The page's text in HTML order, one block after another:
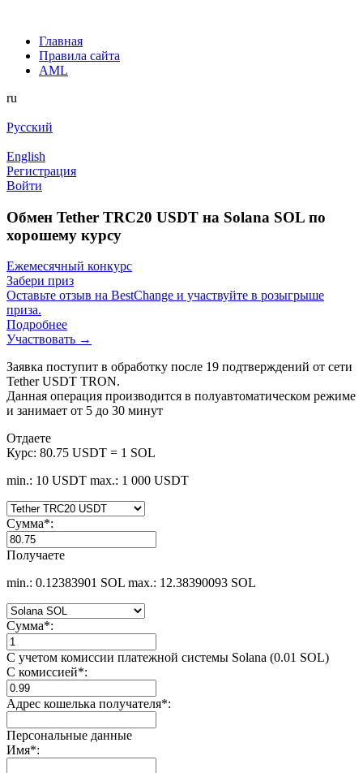
Главная
Правила сайта
AML
ru
Русский
English
Регистрация
Войти
Обмен Tether TRC20 USDT на Solana SOL по
хорошему курсу
Ежемесячный конкурс
Забери приз
Оставьте отзыв на BestChange и участвуйте в розыгрыше
приза.
Подробнее
Участвовать →
Заявка поступит в обработку после 19 подтверждений от сети
Tether USDT TRON.
Данная операция производится в полуавтоматическом режиме
и занимает от 5 до 30 минут
Отдаете
Курс: 80.75 USDT = 1 SOL
min.: 10 USDT max.: 1 000 USDT
Сумма*:
Получаете
min.: 0.12383901 SOL max.: 12.38390093 SOL
Сумма*:
С учетом комиссии платежной системы Solana (0.01 SOL)
С комиссией*:
Адрес кошелька получателя*:
Персональные данные
Имя*: